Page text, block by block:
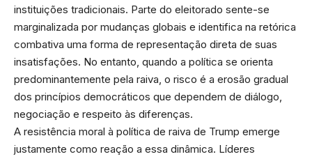
instituições tradicionais. Parte do eleitorado sente-se
marginalizada por mudanças globais e identifica na retórica
combativa uma forma de representação direta de suas
insatisfações. No entanto, quando a política se orienta
predominantemente pela raiva, o risco é a erosão gradual
dos princípios democráticos que dependem de diálogo,
negociação e respeito às diferenças.
A resistência moral à política de raiva de Trump emerge
justamente como reação a essa dinâmica. Líderes